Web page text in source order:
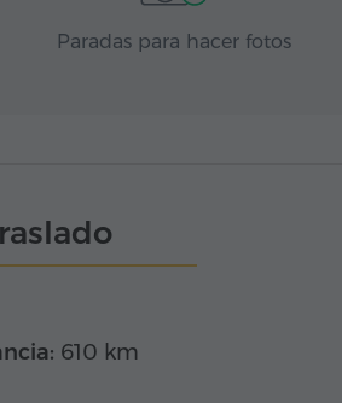
Paradas para hacer fotos
610 km